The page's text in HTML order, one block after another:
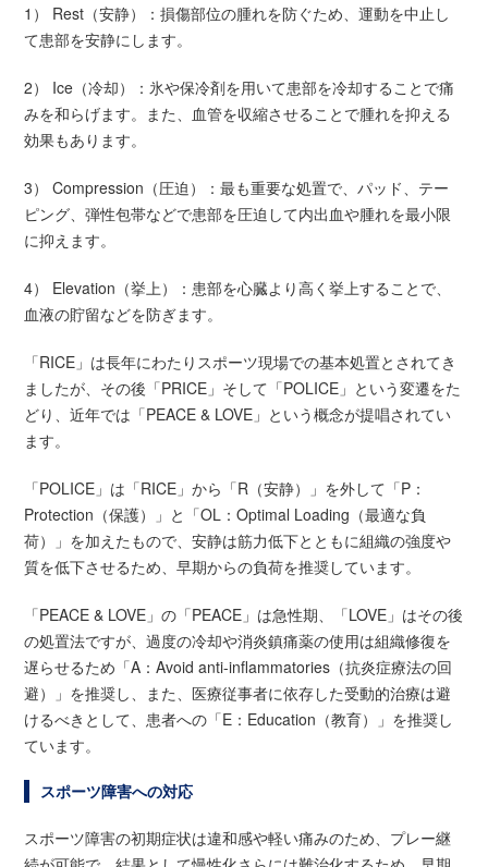
1） Rest（安静）：損傷部位の腫れを防ぐため、運動を中止し
て患部を安静にします。
2） Ice（冷却）：氷や保冷剤を用いて患部を冷却することで痛
みを和らげます。また、血管を収縮させることで腫れを抑える
効果もあります。
3） Compression（圧迫）：最も重要な処置で、パッド、テー
ピング、弾性包帯などで患部を圧迫して内出血や腫れを最小限
に抑えます。
4） Elevation（挙上）：患部を心臓より高く挙上することで、
血液の貯留などを防ぎます。
「RICE」は長年にわたりスポーツ現場での基本処置とされてき
ましたが、その後「PRICE」そして「POLICE」という変遷をた
どり、近年では「PEACE & LOVE」という概念が提唱されてい
ます。
「POLICE」は「RICE」から「R（安静）」を外して「P：
Protection（保護）」と「OL：Optimal Loading（最適な負
荷）」を加えたもので、安静は筋力低下とともに組織の強度や
質を低下させるため、早期からの負荷を推奨しています。
「PEACE & LOVE」の「PEACE」は急性期、「LOVE」はその後
の処置法ですが、過度の冷却や消炎鎮痛薬の使用は組織修復を
遅らせるため「A：Avoid anti-inflammatories（抗炎症療法の回
避）」を推奨し、また、医療従事者に依存した受動的治療は避
けるべきとして、患者への「E：Education（教育）」を推奨し
ています。
スポーツ障害への対応
スポーツ障害の初期症状は違和感や軽い痛みのため、プレー継